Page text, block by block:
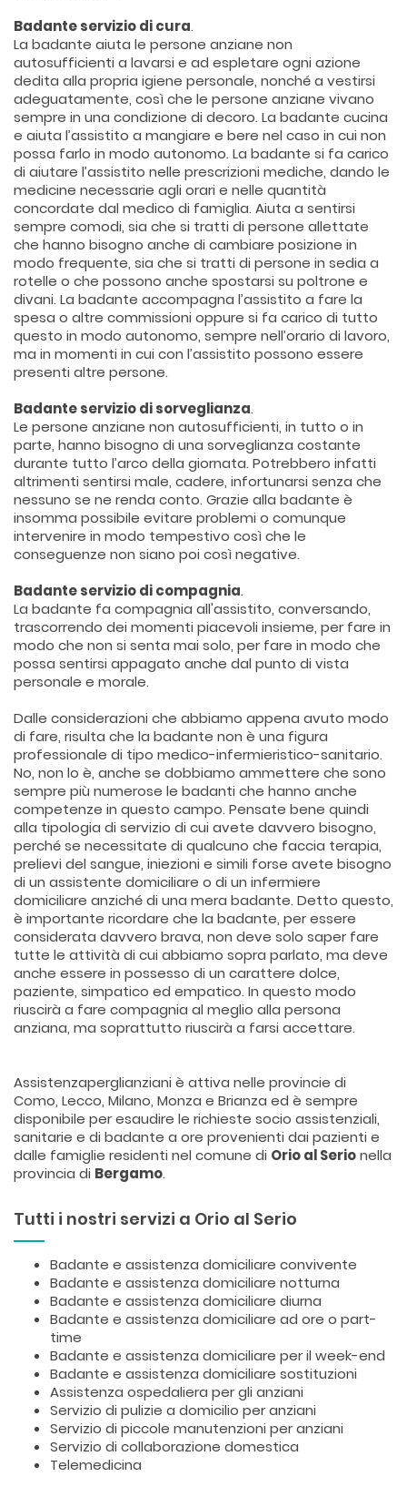
Badante servizio di cura.
La badante aiuta le persone anziane non
autosufficienti a lavarsi e ad espletare ogni azione
dedita alla propria igiene personale, nonché a vestirsi
adeguatamente, così che le persone anziane vivano
sempre in una condizione di decoro. La badante cucina
e aiuta l’assistito a mangiare e bere nel caso in cui non
possa farlo in modo autonomo. La badante si fa carico
di aiutare l’assistito nelle prescrizioni mediche, dando le
medicine necessarie agli orari e nelle quantità
concordate dal medico di famiglia. Aiuta a sentirsi
sempre comodi, sia che si tratti di persone allettate
che hanno bisogno anche di cambiare posizione in
modo frequente, sia che si tratti di persone in sedia a
rotelle o che possono anche spostarsi su poltrone e
divani. La badante accompagna l’assistito a fare la
spesa o altre commissioni oppure si fa carico di tutto
questo in modo autonomo, sempre nell’orario di lavoro,
ma in momenti in cui con l’assistito possono essere
presenti altre persone.
Badante servizio di sorveglianza.
Le persone anziane non autosufficienti, in tutto o in
parte, hanno bisogno di una sorveglianza costante
durante tutto l’arco della giornata. Potrebbero infatti
altrimenti sentirsi male, cadere, infortunarsi senza che
nessuno se ne renda conto. Grazie alla badante è
insomma possibile evitare problemi o comunque
intervenire in modo tempestivo così che le
conseguenze non siano poi così negative.
Badante servizio di compagnia.
La badante fa compagnia all'assistito, conversando,
trascorrendo dei momenti piacevoli insieme, per fare in
modo che non si senta mai solo, per fare in modo che
possa sentirsi appagato anche dal punto di vista
personale e morale.
Dalle considerazioni che abbiamo appena avuto modo
di fare, risulta che la badante non è una figura
professionale di tipo medico-infermieristico-sanitario.
No, non lo è, anche se dobbiamo ammettere che sono
sempre più numerose le badanti che hanno anche
competenze in questo campo. Pensate bene quindi
alla tipologia di servizio di cui avete davvero bisogno,
perché se necessitate di qualcuno che faccia terapia,
prelievi del sangue, iniezioni e simili forse avete bisogno
di un assistente domiciliare o di un infermiere
domiciliare anziché di una mera badante. Detto questo,
è importante ricordare che la badante, per essere
considerata davvero brava, non deve solo saper fare
tutte le attività di cui abbiamo sopra parlato, ma deve
anche essere in possesso di un carattere dolce,
paziente, simpatico ed empatico. In questo modo
riuscirà a fare compagnia al meglio alla persona
anziana, ma soprattutto riuscirà a farsi accettare.
Assistenzaperglianziani è attiva nelle provincie di
Como, Lecco, Milano, Monza e Brianza ed è sempre
disponibile per esaudire le richieste socio assistenziali,
sanitarie e di badante a ore provenienti dai pazienti e
dalle famiglie residenti nel comune di Orio al Serionella
provincia di Bergamo.
Tutti i nostri servizi a Orio al Serio
Badante e assistenza domiciliare convivente
Badante e assistenza domiciliare notturna
Badante e assistenza domiciliare diurna
Badante e assistenza domiciliare ad ore o part-
time
Badante e assistenza domiciliare per il week-end
Badante e assistenza domiciliare sostituzioni
Assistenza ospedaliera per gli anziani
Servizio di pulizie a domicilio per anziani
Servizio di piccole manutenzioni per anziani
Servizio di collaborazione domestica
Telemedicina